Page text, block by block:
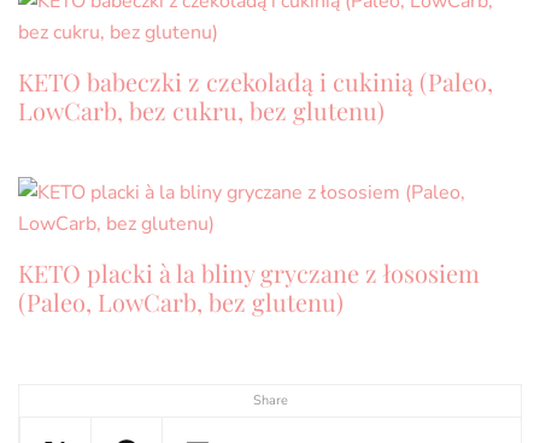
Share
KETO babeczki z czekoladą i cukinią (Paleo,
LowCarb, bez cukru, bez glutenu)
KETO placki à la bliny gryczane z łososiem
(Paleo, LowCarb, bez glutenu)